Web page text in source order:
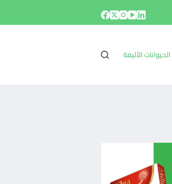
الحيوانات الأليفة